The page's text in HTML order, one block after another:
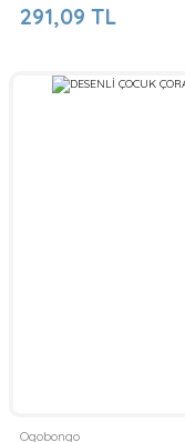
291,09 TL
Ogobongo